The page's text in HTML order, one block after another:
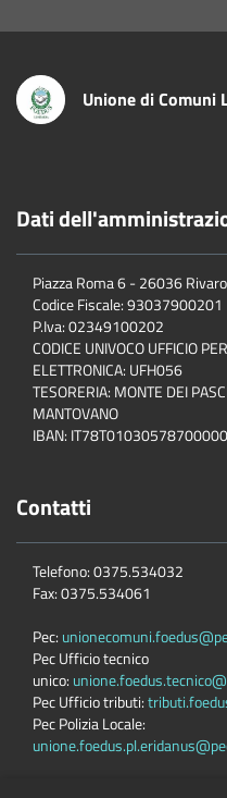
Unione di Comuni
Dati
Piazza Roma 6 - 26036
Codice Fiscale: 93037900201
P.Iva: 02349100202
CODICE UNIVOCO UFFICIO
ELETTRONICA: UFH056
TESORERIA: MONTE DEI
MANTOVANO
IBAN:
Contatti
Telefono: 0375.534032
Fax: 0375.534061
Pec:
Pec Ufficio tecnico
unico:
Pec Ufficio tributi:
Pec Polizia Locale: